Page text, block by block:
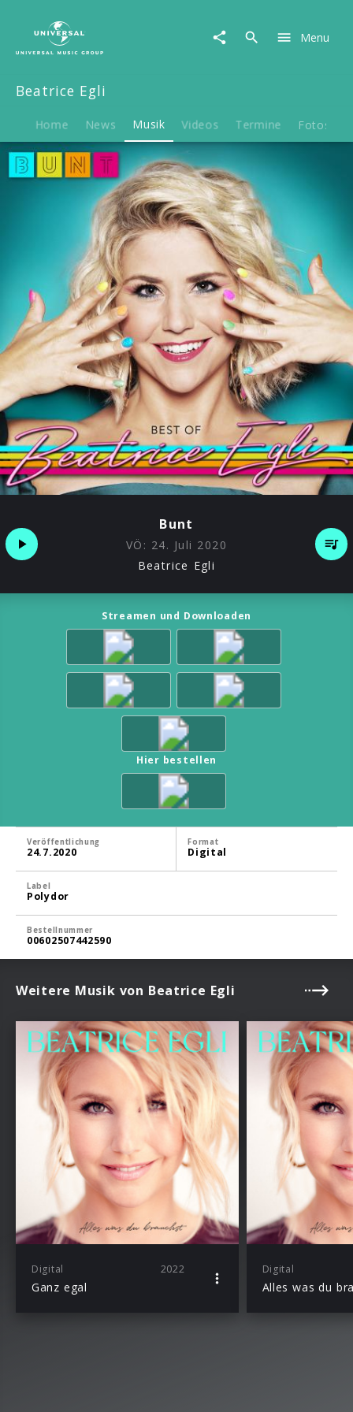
Musik
Bunt
Menu
Beatrice Egli
Home News Musik Videos Termine Fotos
Bunt
VÖ: 24. Juli 2020
Beatrice Egli
Streamen und Downloaden
Hier bestellen
Veröffentlichung
24.7.2020
Format
Digital
Label
Polydor
Bestellnummer
00602507442590
Weitere Musik von Beatrice Egli
Digital 2022
Ganz egal
Digital
Alles was du